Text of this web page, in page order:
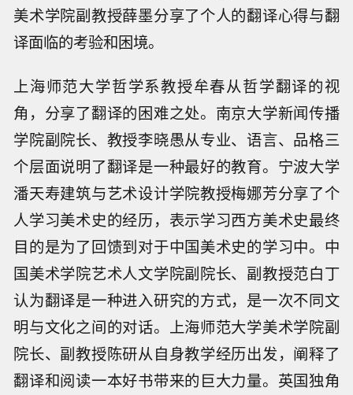
美术学院副教授薛墨分享了个人的翻译心得与翻
译面临的考验和困境。
上海师范大学哲学系教授牟春从哲学翻译的视
角，分享了翻译的困难之处。南京大学新闻传播
学院副院长、教授李晓愚从专业、语言、品格三
个层面说明了翻译是一种最好的教育。宁波大学
潘天寿建筑与艺术设计学院教授梅娜芳分享了个
人学习美术史的经历，表示学习西方美术史最终
目的是为了回馈到对于中国美术史的学习中。中
国美术学院艺术人文学院副院长、副教授范白丁
认为翻译是一种进入研究的方式，是一次不同文
明与文化之间的对话。上海师范大学美术学院副
院长、副教授陈研从自身教学经历出发，阐释了
翻译和阅读一本好书带来的巨大力量。英国独角